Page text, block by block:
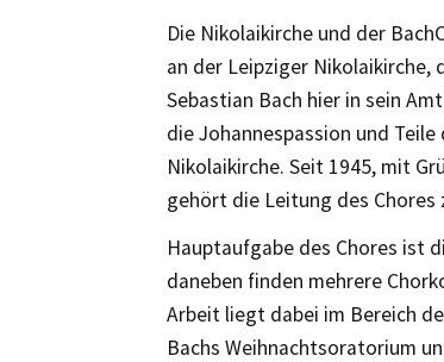
Die Nikolaikirche und der
an der Leipziger Nikolaikirche,
Sebastian Bach hier in sein
die Johannespassion und
Nikolaikirche. Seit 1945, mit
gehört die Leitung des
Hauptaufgabe des Chores ist
daneben finden mehrere
Arbeit liegt dabei im Bereich
Bachs Weihnachtsoratorium